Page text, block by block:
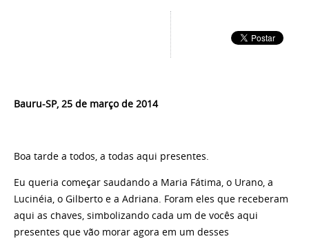
Bauru-SP, 25 de março de 2014
Boa tarde a todos, a todas aqui presentes.
Eu queria começar saudando a Maria Fátima, o Urano, a
Lucinéia, o Gilberto e a Adriana. Foram eles que receberam
aqui as chaves, simbolizando cada um de vocês aqui
presentes que vão morar agora em um desses